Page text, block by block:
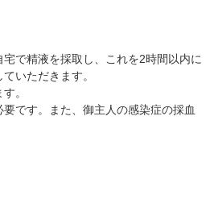
で精液を採取し、これを2時間以内に
いただきます。
。
です。また、御主人の感染症の採血